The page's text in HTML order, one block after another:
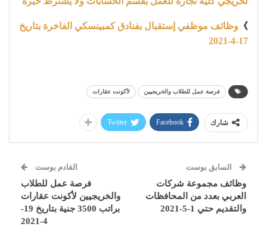
》 وظائف موظفي إستقبال بفنادق كمبينسكي الفاخرة بتاريخ
17-4-2021
فرصة عمل للطلاب والخريجيين لأكونت عقارات
شارك Facebook
Twitter
السابق بوست
وظائف مجموعة شركات
العربي بعدد من المحافظات
والتقديم حتي 1-5-2021
القادم بوست
فرصة عمل للطلاب
والخريجيين لأكونت عقارات
براتب 3500 جنية بتاريخ 19-
4-2021